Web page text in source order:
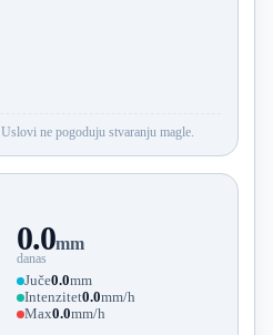
Uslovi ne pogoduju stvaranju magle.
0.0mm
danas
Juče0.0mm
Intenzitet0.0mm/h
Max0.0mm/h